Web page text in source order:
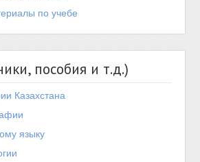
по учебе
пособия и т.д.)
Казахстана
языку